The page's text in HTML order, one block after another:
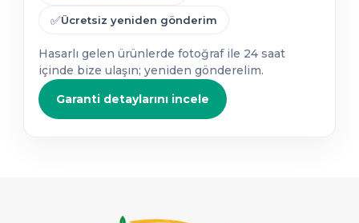
✅Ücretsiz yeniden gönderim
Hasarlı gelen ürünlerde fotoğraf ile 24 saat
içinde bize ulaşın; yeniden gönderelim.
Garanti detaylarını incele